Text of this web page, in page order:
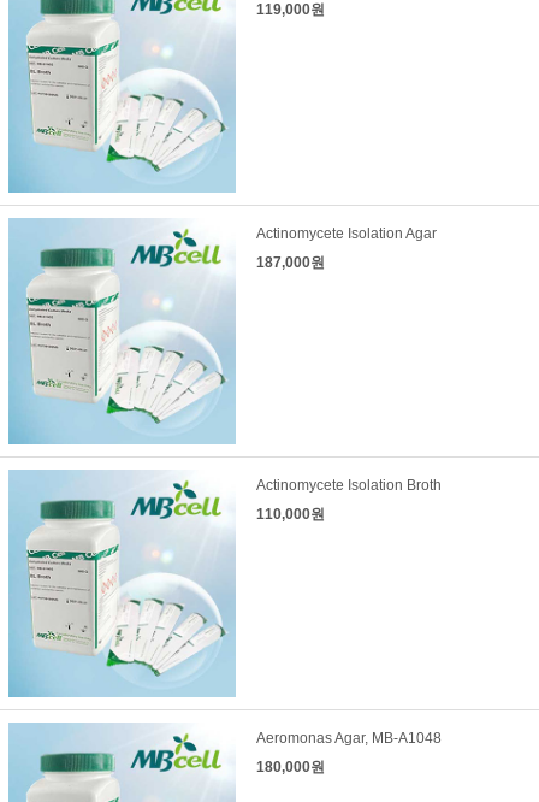
119,000원
Actinomycete Isolation Agar
187,000원
Actinomycete Isolation Broth
110,000원
Aeromonas Agar, MB-A1048
180,000원